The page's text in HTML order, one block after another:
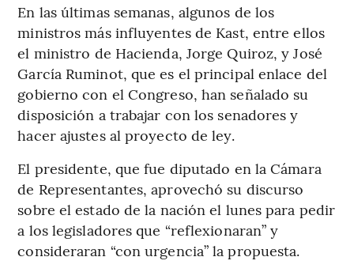
En las últimas semanas, algunos de los
ministros más influyentes de Kast, entre ellos
el ministro de Hacienda, Jorge Quiroz, y José
García Ruminot, que es el principal enlace del
gobierno con el Congreso, han señalado su
disposición a trabajar con los senadores y
hacer ajustes al proyecto de ley.
El presidente, que fue diputado en la Cámara
de Representantes, aprovechó su discurso
sobre el estado de la nación el lunes para pedir
a los legisladores que “reflexionaran” y
consideraran “con urgencia” la propuesta.